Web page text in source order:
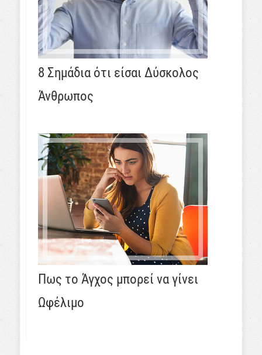
8 Σημάδια ότι είσαι Δύσκολος
Άνθρωπος
Πως το Άγχος μπορεί να γίνει
Ωφέλιμο